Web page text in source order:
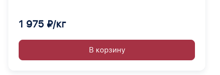
1 975 ₽/кг
В корзину